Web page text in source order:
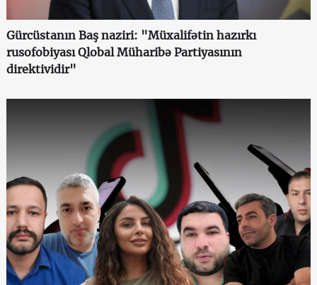
Gürcüstanın Baş naziri: "Müxalifətin hazırkı
rusofobiyası Qlobal Müharibə Partiyasının
direktividir"